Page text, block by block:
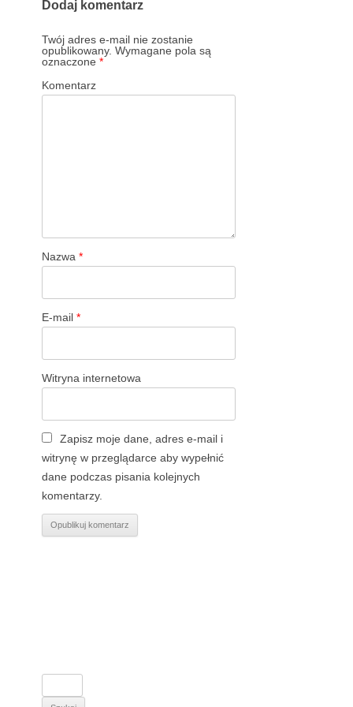
Dodaj komentarz
Twój adres e-mail nie zostanie
opublikowany. Wymagane pola są
oznaczone *
Komentarz
Nazwa *
E-mail *
Witryna internetowa
Zapisz moje dane, adres e-mail i
witrynę w przeglądarce aby wypełnić
dane podczas pisania kolejnych
komentarzy.
z